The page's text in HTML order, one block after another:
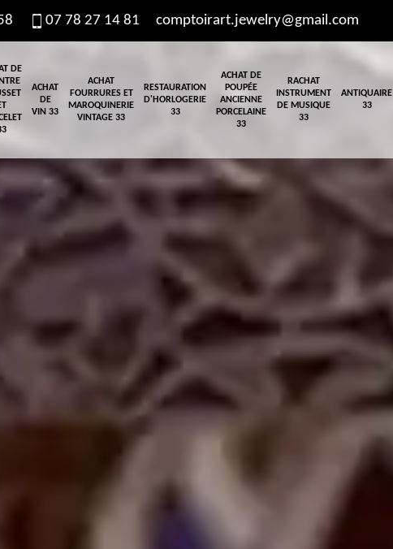
07 78 27 14 81 comptoirart.jewelry@gmail.com
DE
ACHAT
DE
VIN 33
ACHAT
FOURRURES ET
MAROQUINERIE
VINTAGE 33
RESTAURATION
D'HORLOGERIE
33
ACHAT DE
POUPÉE
ANCIENNE
PORCELAINE
33
RACHAT
INSTRUMENT
DE MUSIQUE
33
ANTIQUAIRE
33